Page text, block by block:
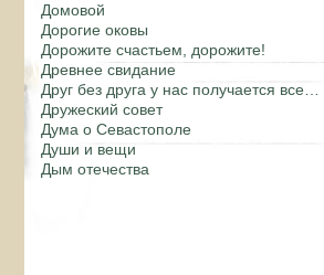
Домовой
Дорогие оковы
Дорожите счастьем, дорожите!
Древнее свидание
Друг без друга у нас получается все…
Дружеский совет
Дума о Севастополе
Души и вещи
Дым отечества